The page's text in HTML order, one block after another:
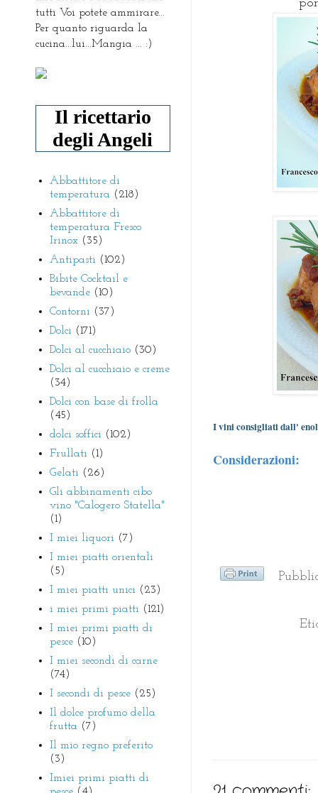
I vini consigliati dall'
Considerazioni:
tutti Voi potete ammirare...
Per quanto riguarda la
cucina...lui...Mangia ... :)
Il ricettario
degli Angeli
Abbattitore di
temperatura (218)
Abbattitore di
temperatura Fresco
Irinox (35)
Antipasti (102)
Bibite Cocktail e
bevande (10)
Contorni (37)
Dolci (171)
Dolci al cucchiaio (30)
Dolci al cucchiaio e creme
(34)
Dolci con base di frolla
(45)
dolci soffici (102)
Frullati (1)
Gelati (26)
Gli abbinamenti cibo
vino "Calogero Statella"
(1)
I miei liquori (7)
I miei piatti orientali
(5)
I miei piatti unici (23)
i miei primi piatti (121)
I miei primi piatti di
pesce (10)
I miei secondi di carne
(74)
I secondi di pesce (25)
Il dolce profumo della
frutta (7)
Il mio regno preferito
(3)
Imiei primi piatti di